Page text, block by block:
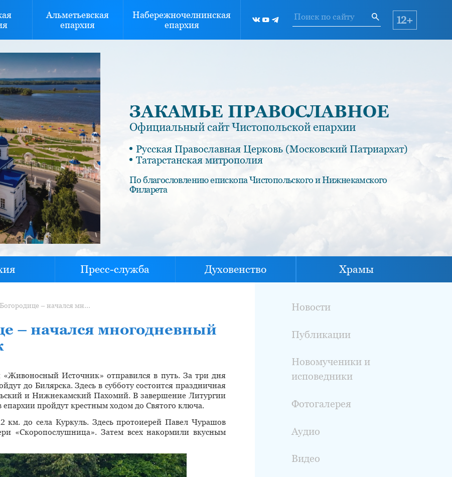
Альметьевская
епархия
Набережночелнинская
епархия
12+
ЗАКАМЬЕ ПРАВОСЛАВНОЕ
Официальный сайт Чистопольской епархии
Русская Православная Церковь (Московский Патриархат)
Татарстанская митрополия
По благословлению епископа Чистопольского и Нижнекамского
Филарета
Пресс-служба Духовенство Храмы
С молитвой к Богородице – начался многодневный крестный ход в Билярск
– начался многодневный
Источник» отправился в путь. За три дня
до Билярска. Здесь в субботу состоится праздничная
и Нижнекамский Пахомий. В завершение Литургии
пройдут крестным ходом до Святого ключа.
км. до села Куркуль. Здесь протоиерей Павел Чурашов
«Скоропослушница». Затем всех накормили вкусным
Новости
Публикации
Новомученики и
исповедники
Фотогалерея
Аудио
Видео